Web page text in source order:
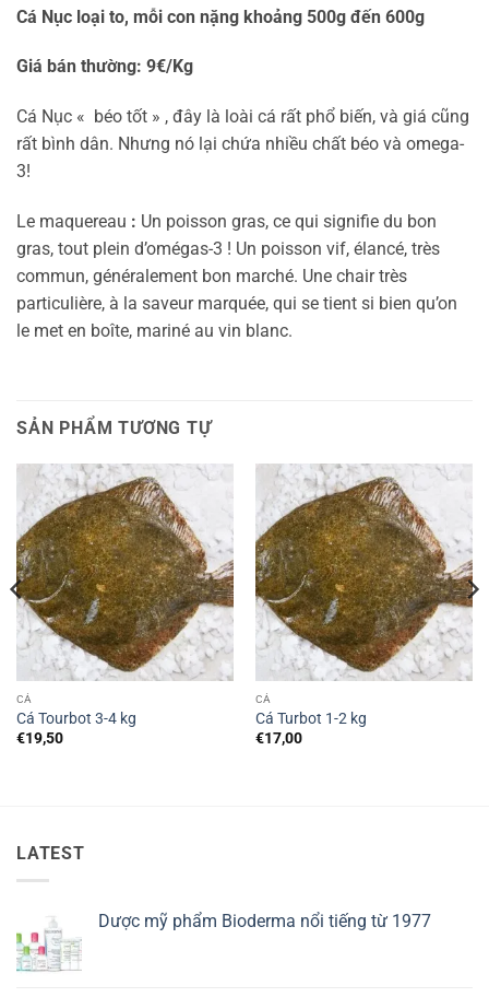
Cá Nục loại to, mỗi con nặng khoảng 500g đến 600g
Giá bán thường: 9€/Kg
Cá Nục « béo tốt » , đây là loài cá rất phổ biến, và giá cũng
rất bình dân. Nhưng nó lại chứa nhiều chất béo và omega-
3!
Le maquereau : Un poisson gras, ce qui signifie du bon
gras, tout plein d’omégas-3 ! Un poisson vif, élancé, très
commun, généralement bon marché. Une chair très
particulière, à la saveur marquée, qui se tient si bien qu’on
le met en boîte, mariné au vin blanc.
SẢN PHẨM TƯƠNG TỰ
CÁ
Cá Tourbot 3-4 kg
€19,50
CÁ
Cá Turbot 1-2 kg
€17,00
LATEST
Dược mỹ phẩm Bioderma nổi tiếng từ 1977